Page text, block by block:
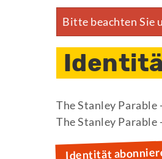
Bitte beachten Sie
The Stanley
The Stanley Parable
Identität